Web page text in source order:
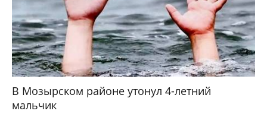
В Мозырском районе утонул 4-летний
мальчик